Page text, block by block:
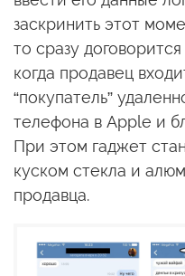
заскринить этот
то сразу
когда продавец
“покупатель”
телефона в Apple и
При этом гаджет
куском стекла и
продавца.